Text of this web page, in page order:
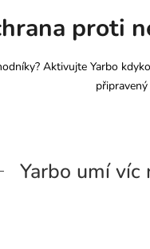
proti
Aktivujte Yarbo
Yarbo umí